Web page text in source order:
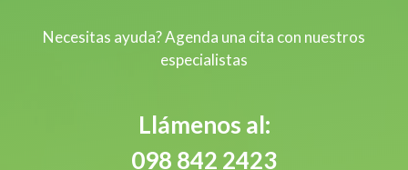
Necesitas ayuda? Agenda una cita con nuestros
especialistas
Llámenos al:
098 842 2423